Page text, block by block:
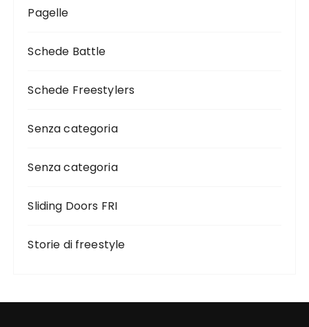
Pagelle
Schede Battle
Schede Freestylers
Senza categoria
Senza categoria
Sliding Doors FRI
Storie di freestyle